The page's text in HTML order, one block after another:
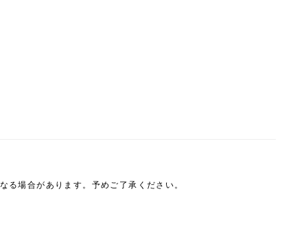
場合があります。予めご了承ください。